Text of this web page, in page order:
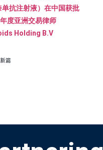
抗注射液）在中国获批
度亚洲交易律师
Holding B.V
篇